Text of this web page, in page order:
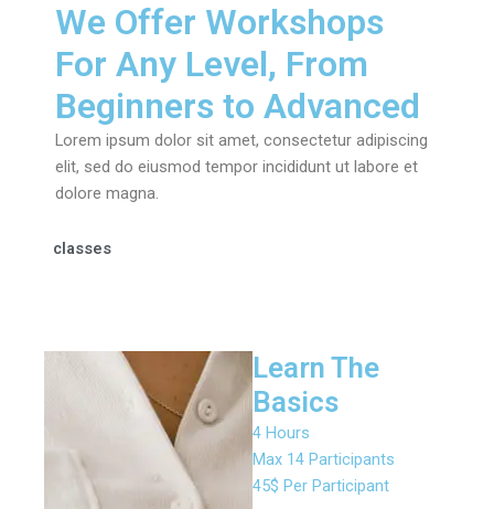
We Offer Workshops
For Any Level, From
Beginners to Advanced
Lorem ipsum dolor sit amet, consectetur adipiscing
elit, sed do eiusmod tempor incididunt ut labore et
dolore magna.
classes
Learn The
Basics
4 Hours
Max 14 Participants
45$ Per Participant